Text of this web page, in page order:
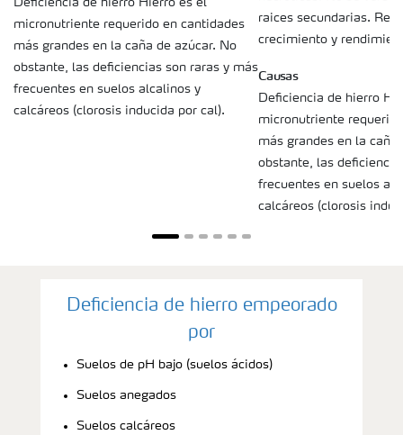
micronutriente requerido en cantidades
más grandes en la caña de azúcar. No
obstante, las deficiencias son raras y más
frecuentes en suelos alcalinos y
calcáreos (clorosis inducida por cal).
raices secundarias.
crecimiento y
Causas
Deficiencia de hierro
micronutriente
más grandes en la caña
obstante, las
frecuentes en suelos
calcáreos (clorosis
Deficiencia de hierro empeorado
por
Suelos de pH bajo (suelos ácidos)
Suelos anegados
Suelos calcáreos